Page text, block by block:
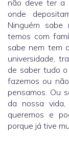
não deve ter a
onde
Ninguém
temos com
sabe nem tem
universidade,
de saber tudo
fazemos ou
pensamos. Ou
da nossa
queremos e
porque já tive